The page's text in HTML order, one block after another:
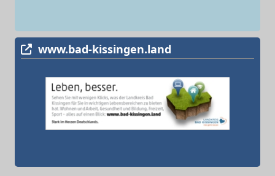
www.bad-kissingen.land